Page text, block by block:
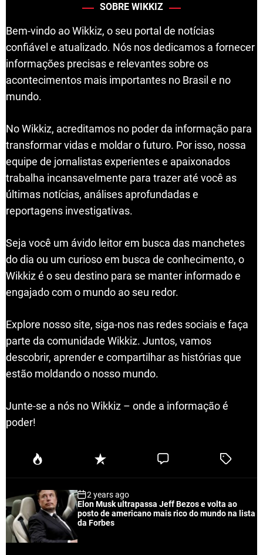
SOBRE WIKKIZ
Bem-vindo ao Wikkiz, o seu portal de notícias
confiável e atualizado. Nós nos dedicamos a fornecer
informações precisas e relevantes sobre os
acontecimentos mais importantes no Brasil e no
mundo.
No Wikkiz, acreditamos no poder da informação para
transformar vidas e moldar o futuro. Por isso, nossa
equipe de jornalistas experientes e apaixonados
trabalha incansavelmente para trazer até você as
últimas notícias, análises aprofundadas e
reportagens investigativas.
Seja você um ávido leitor em busca das manchetes
do dia ou um curioso em busca de conhecimento, o
Wikkiz é o seu destino para se manter informado e
engajado com o mundo ao seu redor.
Explore nosso site, siga-nos nas redes sociais e faça
parte da comunidade Wikkiz. Juntos, vamos
descobrir, aprender e compartilhar as histórias que
estão moldando o nosso mundo.
Junte-se a nós no Wikkiz – onde a informação é
poder!
P
u
a
r
R
e
n
t
C
e
T
e
2 years ago
Elon Musk ultrapassa Jeff Bezos e volta ao
posto de americano mais rico do mundo na lista
da Forbes